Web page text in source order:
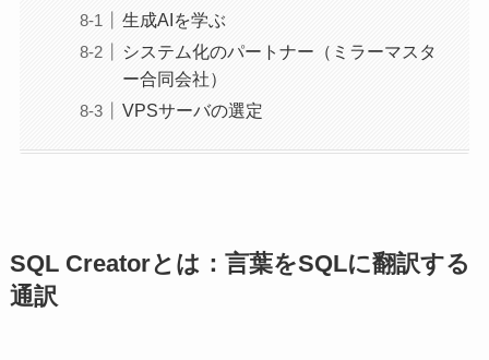
生成AIを学ぶ
システム化のパートナー（ミラーマスタ
ー合同会社）
VPSサーバの選定
SQL Creatorとは：言葉をSQLに翻訳する
通訳